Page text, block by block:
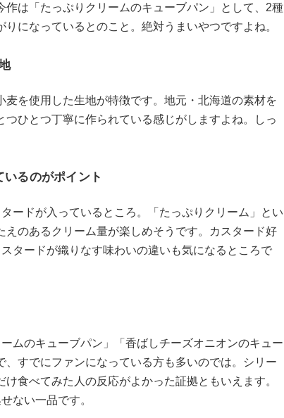
は「たっぷりクリームのキューブパン」として、2種
になっているとのこと。絶対うまいやつですよね。
麦を使用した生地が特徴です。地元・北海道の素材を
ひとつ丁寧に作られている感じがしますよね。しっ
るのがポイント
ードが入っているところ。「たっぷりクリーム」とい
えのあるクリーム量が楽しめそうです。カスタード好
タードが織りなす味わいの違いも気になるところで
ムのキューブパン」「香ばしチーズオニオンのキュー
すでにファンになっている方も多いのでは。シリー
食べてみた人の反応がよかった証拠ともいえます。
ない一品です。